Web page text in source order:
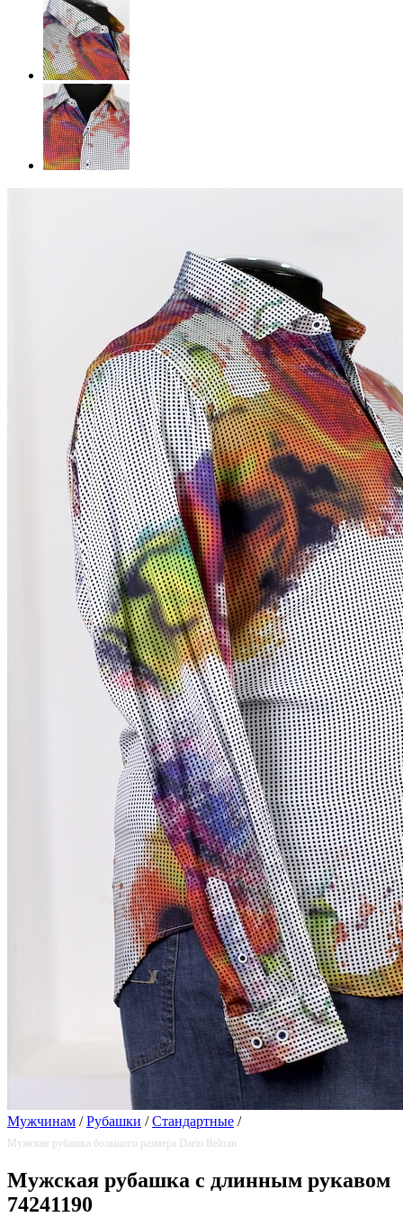
Мужчинам / Рубашки / Стандартные /
Мужская рубашка большого размера Dario Beltran
Мужская рубашка с длинным рукавом
74241190